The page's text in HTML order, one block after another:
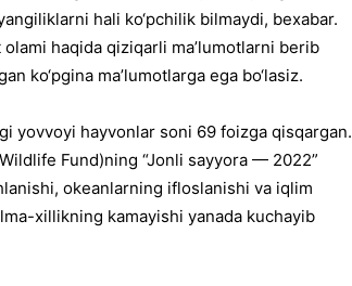
hali ko‘pchilik bilmaydi, bexabar.
haqida qiziqarli ma’lumotlarni berib
ko‘pgina ma’lumotlarga ega bo‘lasiz.
yovvoyi hayvonlar soni 69 foizga qisqargan.
Fund)ning “Jonli sayyora — 2022”
okeanlarning ifloslanishi va iqlim
xillikning kamayishi yanada kuchayib